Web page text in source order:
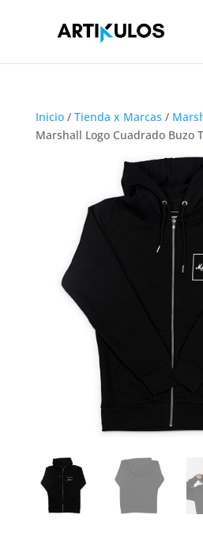
Inicio/ Tienda x Marcas /
Marshall Logo Cuadrado Buzo